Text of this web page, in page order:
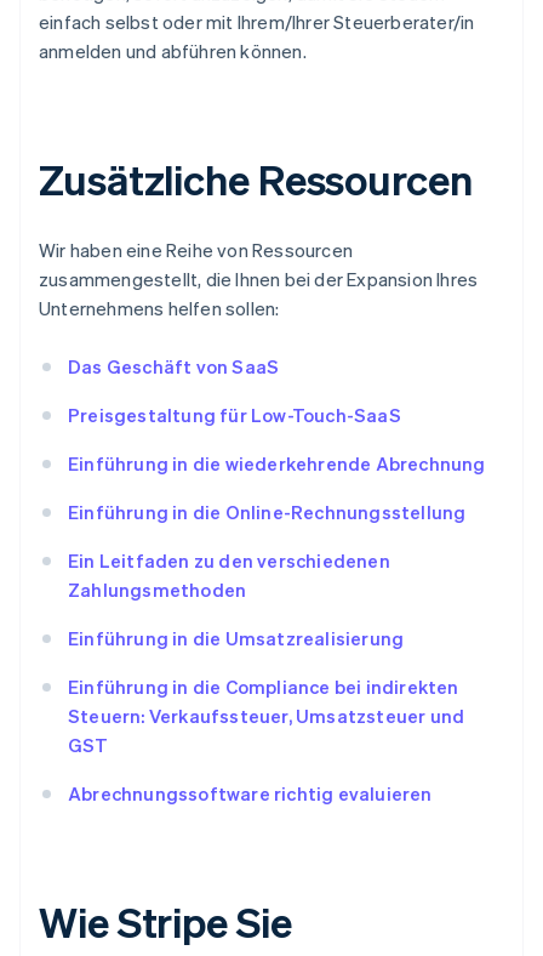
einfach selbst oder mit Ihrem/Ihrer Steuerberater/in
anmelden und abführen können.
Zusätzliche Ressourcen
Wir haben eine Reihe von Ressourcen
zusammengestellt, die Ihnen bei der Expansion Ihres
Unternehmens helfen sollen:
Das Geschäft von SaaS
Preisgestaltung für Low-Touch-SaaS
Einführung in die wiederkehrende Abrechnung
Einführung in die Online-Rechnungsstellung
Ein Leitfaden zu den verschiedenen
Zahlungsmethoden
Einführung in die Umsatzrealisierung
Einführung in die Compliance bei indirekten
Steuern: Verkaufssteuer, Umsatzsteuer und
GST
Abrechnungssoftware richtig evaluieren
Wie Stripe Sie